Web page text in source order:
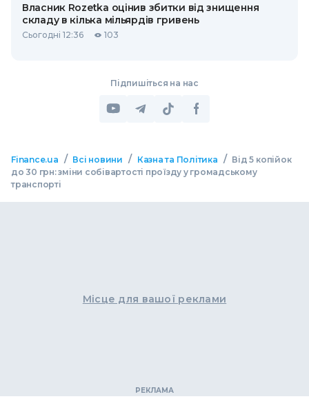
Власник Rozetka оцінив збитки від знищення
складу в кілька мільярдів гривень
Сьогодні 12:36 103
Підпишіться на нас
Finance.ua / Всі новини / Казна та Політика / Від 5 копійок
до 30 грн: зміни собівартості проїзду у громадському
транспорті
Місце для вашої реклами